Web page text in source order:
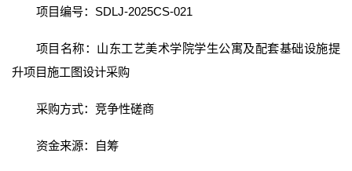
项目编号：SDLJ-2025CS-021
项目名称：山东工艺美术学院学生公寓及配套基础设施提
升项目施工图设计采购
采购方式：竞争性磋商
资金来源：自筹